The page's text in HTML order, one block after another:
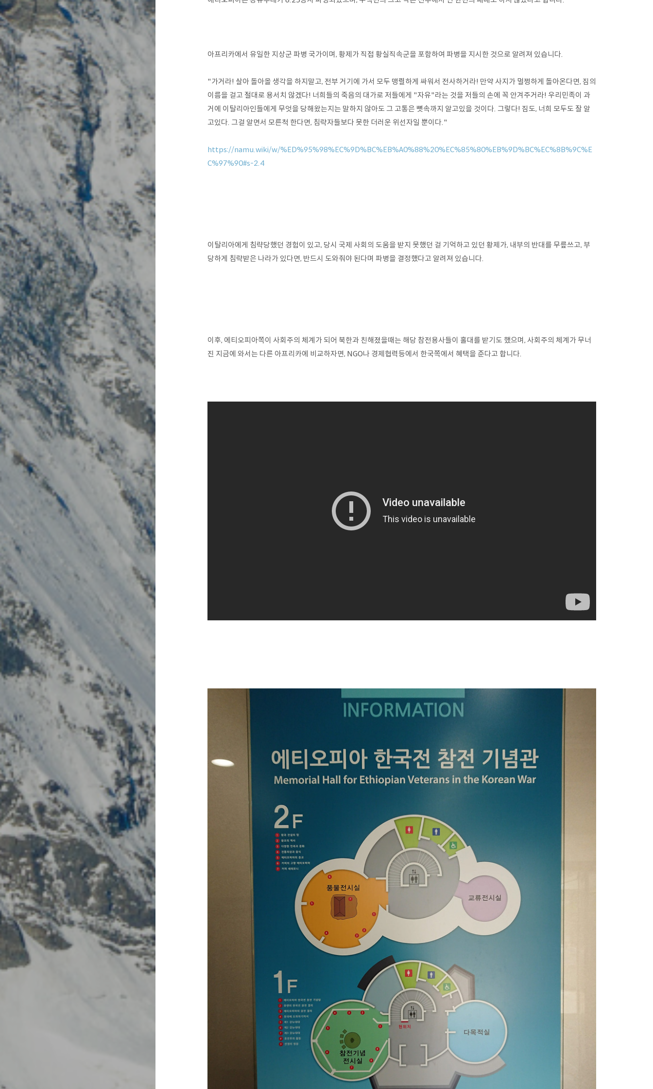
아프리카에서 유일한 지상군 파병 국가이며, 황제가 직접 황실직속군을 포함하여 파병을 지시한 것으로 알려져 있습니다.
"가거라! 살아 돌아올 생각을 하지말고, 전부 거기에 가서 모두 맹렬하게 싸워서 전사하거라! 만약 사지가 멀쩡하게 돌아온다면, 짐의
이름을 걸고 절대로 용서치 않겠다! 너희들의 죽음의 대가로 저들에게 "자유"라는 것을 저들의 손에 꼭 안겨주거라! 우리민족이 과
거에 이탈리아인들에게 무엇을 당해왔는지는 말하지 않아도 그 고통은 뼛속까지 알고있을 것이다. 그렇다! 짐도, 너희 모두도 잘 알
고있다. 그걸 알면서 모른척 한다면, 침략자들보다 못한 더러운 위선자일 뿐이다."
https://namu.wiki/w/%ED%95%98%EC%9D%BC%EB%A0%88%20%EC%85%80%EB%9D%BC%EC%8B%9C%E
C%97%90#s-2.4
이탈리아에게 침략당했던 경험이 있고, 당시 국제 사회의 도움을 받지 못했던 걸 기억하고 있던 황제가, 내부의 반대를 무릎쓰고, 부
당하게 침략받은 나라가 있다면, 반드시 도와줘야 된다며 파병을 결정했다고 알려져 있습니다.
이후, 에티오피아쪽이 사회주의 체계가 되어 북한과 친해졌을때는 해당 참전용사들이 홀대를 받기도 했으며, 사회주의 체계가 무너
진 지금에 와서는 다른 아프리카에 비교하자면, NGO나 경제협력등에서 한국쪽에서 혜택을 준다고 합니다.